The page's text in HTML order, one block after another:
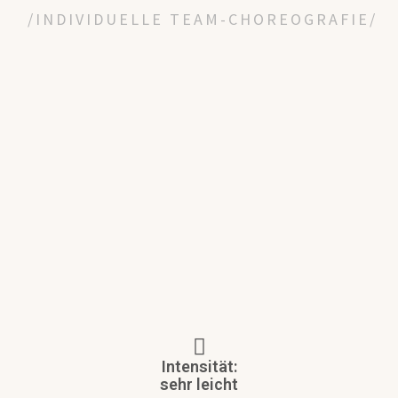
/INDIVIDUELLE TEAM-CHOREOGRAFIE/
Intensität:
sehr leicht